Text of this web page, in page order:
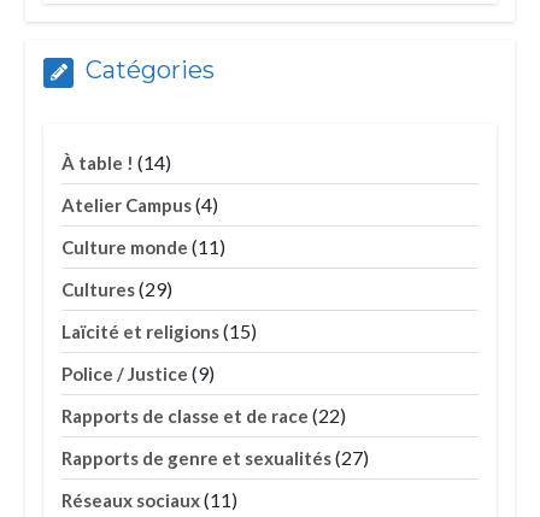
Catégories
À table ! (14)
Atelier Campus(4)
Culture monde (11)
Cultures(29)
Laïcité et religions(15)
Police / Justice (9)
Rapports de classe et de race (22)
Rapports de genre et sexualités(27)
Réseaux sociaux(11)